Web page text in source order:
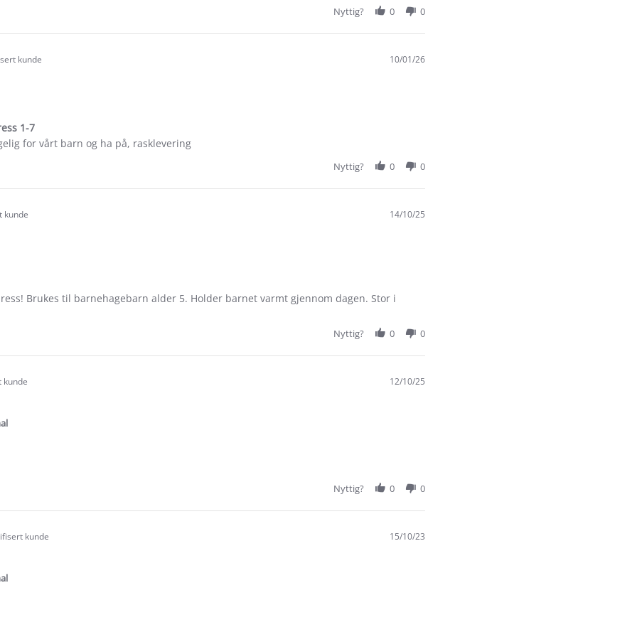
Nyttig? 0 0
kunde 10/01/26
1-7
for vårt barn og ha på, rasklevering
Nyttig? 0 0
kunde 14/10/25
Brukes til barnehagebarn alder 5. Holder barnet varmt gjennom dagen. Stor i
Nyttig? 0 0
kunde 12/10/25
Nyttig? 0 0
kunde 15/10/23